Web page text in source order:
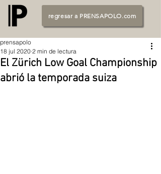
regresar a PRENSAPOLO.com
El Zürich Low Goal Championship
abrió la temporada suiza
prensapolo
18 jul 2020 2 min de lectura